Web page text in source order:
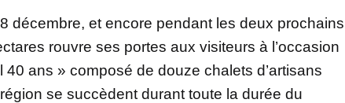
décembre, et encore pendant les deux prochains
rouvre ses portes aux visiteurs à l’occasion
ans » composé de douze chalets d’artisans
se succèdent durant toute la durée du